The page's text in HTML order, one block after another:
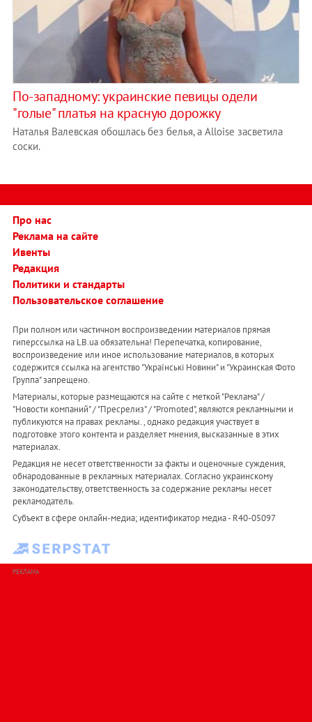
По-западному: украинские певицы одели
"голые" платья на красную дорожку
Наталья Валевская обошлась без белья, а Alloise засветила
соски.
Про нас
Реклама на сайте
Ивенты
Редакция
Политики и стандарты
Пользовательское соглашение
При полном или частичном воспроизведении материалов прямая
гиперссылка на LB.ua обязательна! Перепечатка, копирование,
воспроизведение или иное использование материалов, в которых
содержится ссылка на агентство "Українськi Новини" и "Украинская Фото
Группа" запрещено.
Материалы, которые размещаются на сайте с меткой "Реклама" /
"Новости компаний" / "Пресрелиз" / "Promoted", являются рекламными и
публикуются на правах рекламы. , однако редакция участвует в
подготовке этого контента и разделяет мнения, высказанные в этих
материалах.
Редакция не несет ответственности за факты и оценочные суждения,
обнародованные в рекламных материалах. Согласно украинскому
законодательству, ответственность за содержание рекламы несет
рекламодатель.
Субъект в сфере онлайн-медиа; идентификатор медиа - R40-05097
РЕКЛАМА